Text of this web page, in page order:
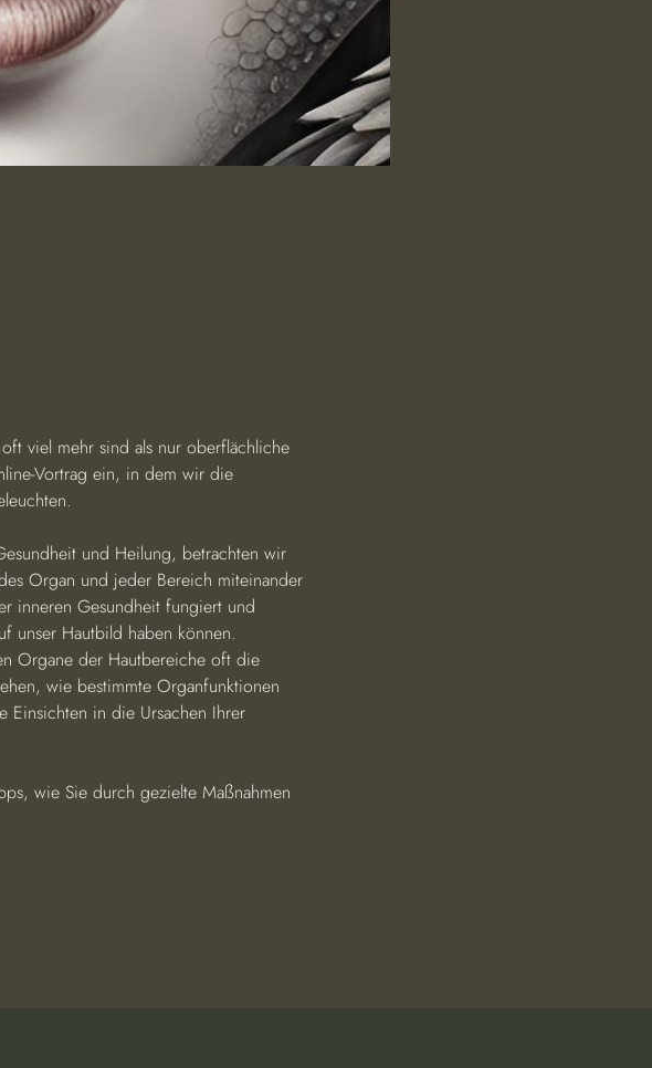
viel mehr sind als nur oberflächliche
Vortrag ein, in dem wir die
und Heilung, betrachten wir
Organ und jeder Bereich miteinander
inneren Gesundheit fungiert und
unser Hautbild haben können.
Organe der Hautbereiche oft die
wie bestimmte Organfunktionen
Einsichten in die Ursachen Ihrer
wie Sie durch gezielte Maßnahmen